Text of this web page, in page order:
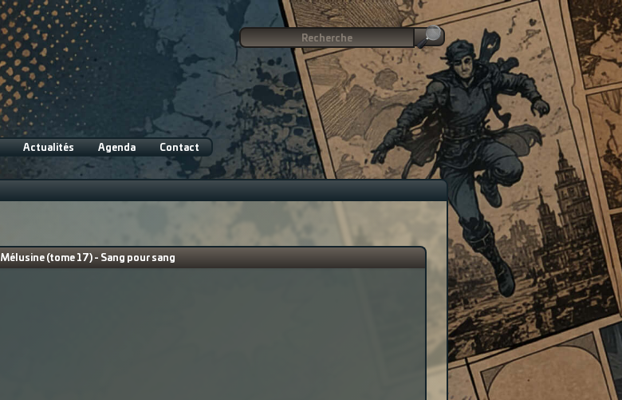
Actualités Agenda Contact
Mélusine (tome 17) - Sang pour sang